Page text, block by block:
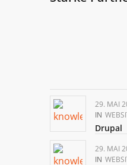
29. MAI
IN
Drupal
29. MAI
IN